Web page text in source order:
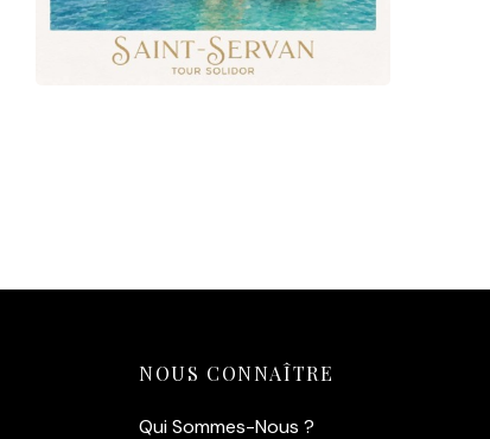
14,90€
Ajouter au panier
NOUS CONNAÎTRE
Qui Sommes-Nous ?